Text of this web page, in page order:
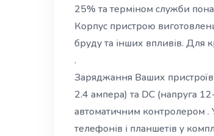
25% та терміном служби
Корпус пристрою
бруду та інших впливів. Для
.
Заряджання Ваших пристроїв
2.4 ампера) та DC (напруга
автоматичним контролером .
телефонів і планшетів у